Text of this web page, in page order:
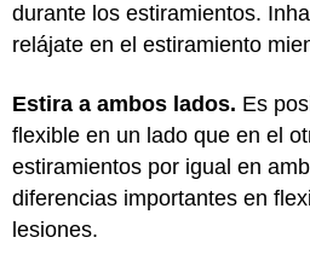
durante los estiramientos.
relájate en el estiramiento
Estira a ambos lados. Es
flexible en un lado que en el
estiramientos por igual en
diferencias importantes en
lesiones.